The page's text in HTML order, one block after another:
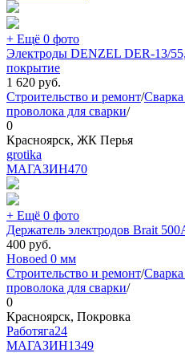
+ Ещё 0 фото
Электроды DENZEL DER-13/
покрытие
1 620 руб.
Строительство и ремонт/Сварка
проволока для сварки/
0
Красноярск, ЖК Перья
grotika
МАГАЗИН470
+ Ещё 0 фото
Держатель электродов Brait
400 руб.
Новоеd 0 мм
Строительство и ремонт/Сварка
проволока для сварки/
0
Красноярск, Покровка
Работяга24
МАГАЗИН1349